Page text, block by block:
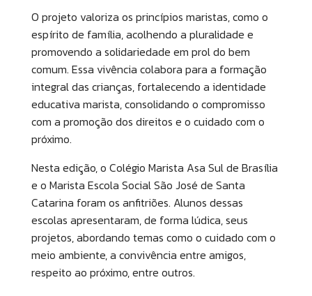
O projeto valoriza os princípios maristas, como o
espírito de família, acolhendo a pluralidade e
promovendo a solidariedade em prol do bem
comum. Essa vivência colabora para a formação
integral das crianças, fortalecendo a identidade
educativa marista, consolidando o compromisso
com a promoção dos direitos e o cuidado com o
próximo.
Nesta edição, o Colégio Marista Asa Sul de Brasília
e o Marista Escola Social São José de Santa
Catarina foram os anfitriões. Alunos dessas
escolas apresentaram, de forma lúdica, seus
projetos, abordando temas como o cuidado com o
meio ambiente, a convivência entre amigos,
respeito ao próximo, entre outros.